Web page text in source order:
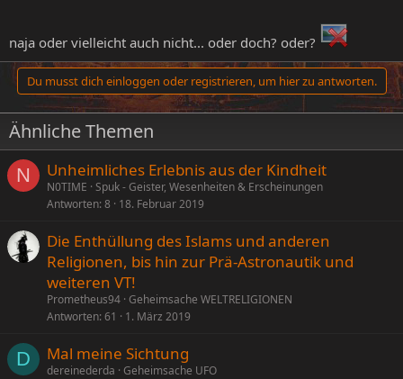
naja oder vielleicht auch nicht... oder doch? oder?
Du musst dich einloggen oder registrieren, um hier zu antworten.
Ähnliche Themen
N Unheimliches Erlebnis aus der Kindheit
N0TIME Spuk - Geister, Wesenheiten & Erscheinungen
Antworten 8 18. Februar 2019
Die Enthüllung des Islams und anderen
Religionen, bis hin zur Prä-Astronautik und
weiteren VT!
Prometheus94 Geheimsache WELTRELIGIONEN
Antworten 61 1. März 2019
D Mal meine Sichtung
dereinederda Geheimsache UFO